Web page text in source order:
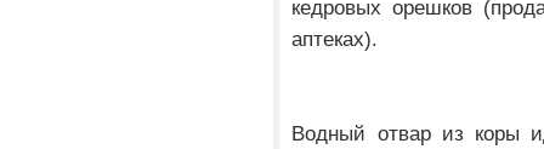
кедровых орешков
аптеках).
Водный отвар из коры